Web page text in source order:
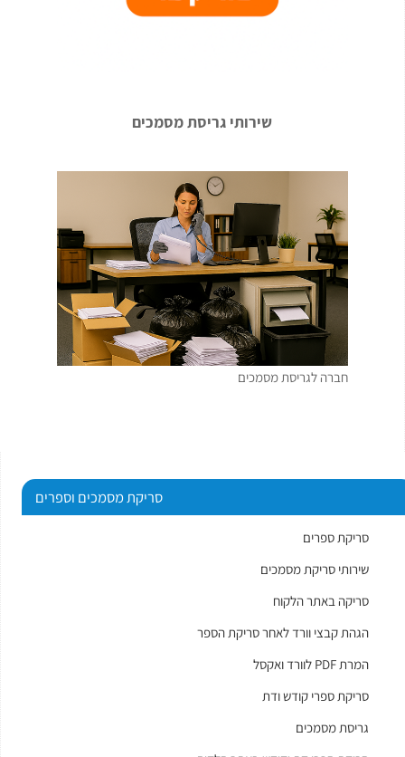
שירותי גריסת מסמכים
חברה לגריסת מסמכים
סריקת מסמכים וספרים
סריקת ספרים
שירותי סריקת מסמכים
סריקה באתר הלקוח
הגהת קבצי וורד לאחר סריקת הספר
המרת PDF לוורד ואקסל
סריקת ספרי קודש ודת
גריסת מסמכים